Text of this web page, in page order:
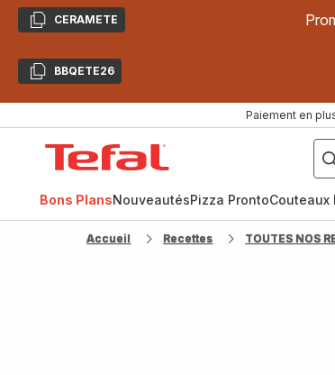
CopierCERAMETE
CopierBBQETE26
Paiement en
inox,
Cake
Bons PlansNouveautésPizza ProntoCouteaux
Accueil Recettes TOUTES NOS